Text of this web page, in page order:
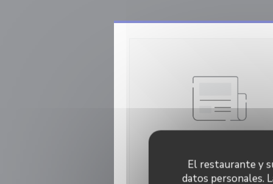
El restaurante y
datos personales.
25/12/2017